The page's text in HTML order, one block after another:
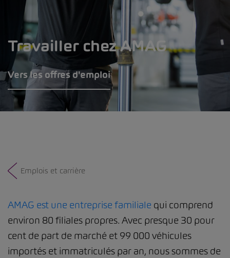
Travailler chez AMAG
Vers les offres d'emploi
Emplois et carrière
AMAG est une entreprise familiale qui comprend
environ 80 filiales propres. Avec presque 30 pour
cent de part de marché et 99 000 véhicules
importés et immatriculés par an, nous sommes de